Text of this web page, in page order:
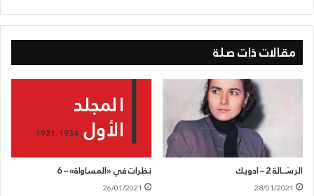
أبطال الخوف:
ومنذ وقعت حالة الحرب في أوروبة أقام أبطال الخوف في بلادنا ميداناً،
يتبارون فيه بالمبالغة في التصريحات المخزية لهم وللشعب. وهم يفاخرون
بأنهم يفعلون ما «تقضي به ضرورة الحال» ويخدعون الأجنبي بتصريجاتهم.
وما يخدعون إلا أنفسهم والشعب الذي كان قد تعوّد الإصغاء إلى كلامهم.
فهم قد تخلوا عن قضية الأمة ساعة الخطر وكانوا من قبل يدّعون أنهم
هم أبطالها وأنهم يحاربون فرنسة «حتى ولو لم تمنعهم سوى عقال»!
واستسلامهم لعوامل الخوف كاد يطلق في الشعب تياراً من الرعب يقتل
فيه كل عزة نفس فاعلة أو كامنة وكل حرمة للشرف والكرامة لولا رجال
الزوبعة الحمراء الذين وقف كل منهم طوداً راسخاً في المكان الذي عيّن له،
مقالات ذات صلة
الرسَــالة 2 – ادويك
28/01/2021
نظرات في «المساواة» – 6
26/01/2021